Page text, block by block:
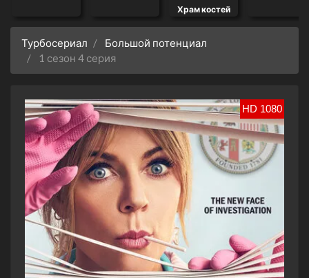
Храм костей
Турбосериал
Большой потенциал
1 сезон 4 серия
HD 1080